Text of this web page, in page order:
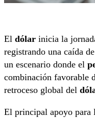
El dólar inicia la
registrando una caída de
un escenario donde el
combinación favorable
retroceso global del
El principal apoyo para